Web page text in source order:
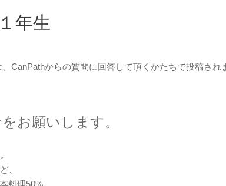
年生
CanPathからの質問に回答して頂くかたちで投稿され
お願いします。
、